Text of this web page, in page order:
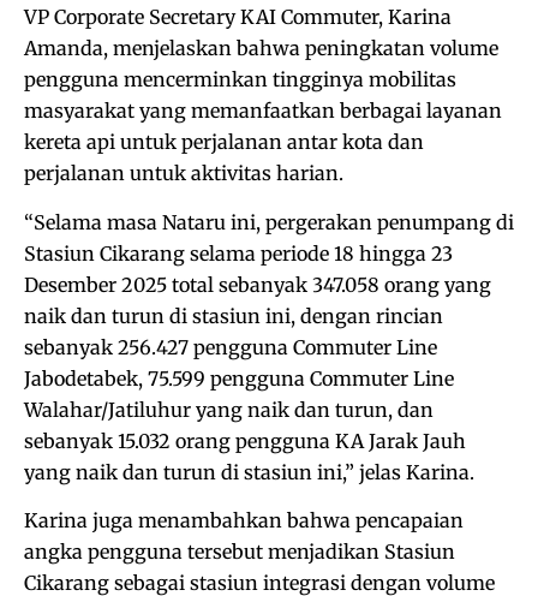
VP Corporate Secretary KAI Commuter, Karina
Amanda, menjelaskan bahwa peningkatan volume
pengguna mencerminkan tingginya mobilitas
masyarakat yang memanfaatkan berbagai layanan
kereta api untuk perjalanan antar kota dan
perjalanan untuk aktivitas harian.
“Selama masa Nataru ini, pergerakan penumpang di
Stasiun Cikarang selama periode 18 hingga 23
Desember 2025 total sebanyak 347.058 orang yang
naik dan turun di stasiun ini, dengan rincian
sebanyak 256.427 pengguna Commuter Line
Jabodetabek, 75.599 pengguna Commuter Line
Walahar/Jatiluhur yang naik dan turun, dan
sebanyak 15.032 orang pengguna KA Jarak Jauh
yang naik dan turun di stasiun ini,” jelas Karina.
Karina juga menambahkan bahwa pencapaian
angka pengguna tersebut menjadikan Stasiun
Cikarang sebagai stasiun integrasi dengan volume